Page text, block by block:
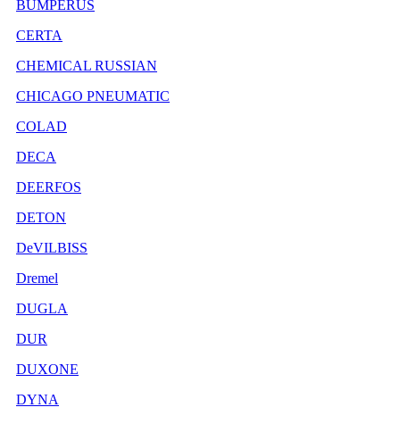
BUMPERUS
CERTA
CHEMICAL RUSSIAN
CHICAGO PNEUMATIC
COLAD
DECA
DEERFOS
DETON
DeVILBISS
Dremel
DUGLA
DUR
DUXONE
DYNA